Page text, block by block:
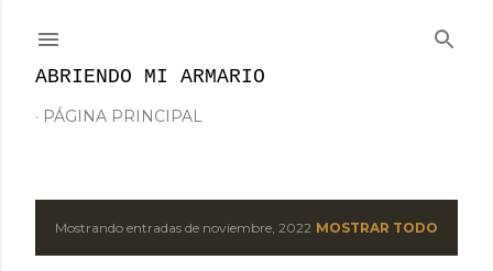
ABRIENDO MI ARMARIO
PÁGINA PRINCIPAL
EMostrando entradas de noviembre, 2022 MOSTRAR TODO